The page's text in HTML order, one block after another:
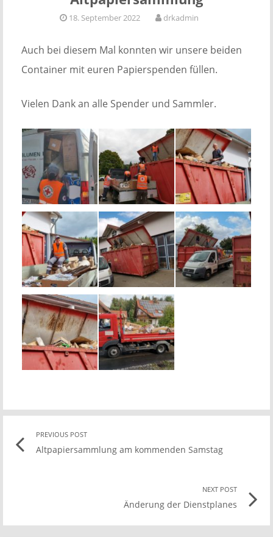
18. September 2022 drkadmin
Auch bei diesem Mal konnten wir unsere beiden
Container mit euren Papierspenden füllen.
Vielen Dank an alle Spender und Sammler.
PostPREVIOUS POST
Altpapiersammlung am kommenden Samstag
NEXT POST
Änderung der Dienstplanes
link